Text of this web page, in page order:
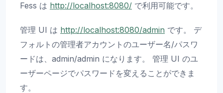
Fess は http://localhost:8080/ で利用可能です。
管理 UI は http://localhost:8080/admin です。 デ
フォルトの管理者アカウントのユーザー名/パスワ
ードは、admin/admin になります。 管理 UI のユ
ーザーページでパスワードを変えることができま
す。